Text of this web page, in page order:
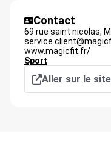
Contact
69 rue saint nicolas,
www.magicfit.fr/
Sport
Aller sur le site